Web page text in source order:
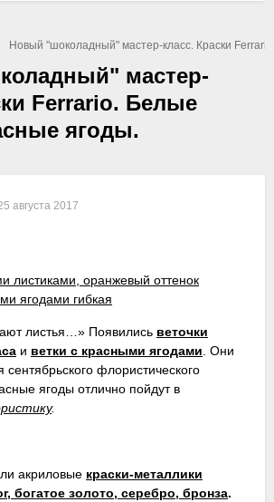
Новый "шоколадный" мастер-класс. Краски
мастер-
Ferrario. Белые
ягоды.
августа 2017
листья…» Появились веточки
и ветки с красными ягодами. Они
флористического
ягоды отлично пойдут в
.
акриловые краски-металлики
богатое золото, серебро, бронза.